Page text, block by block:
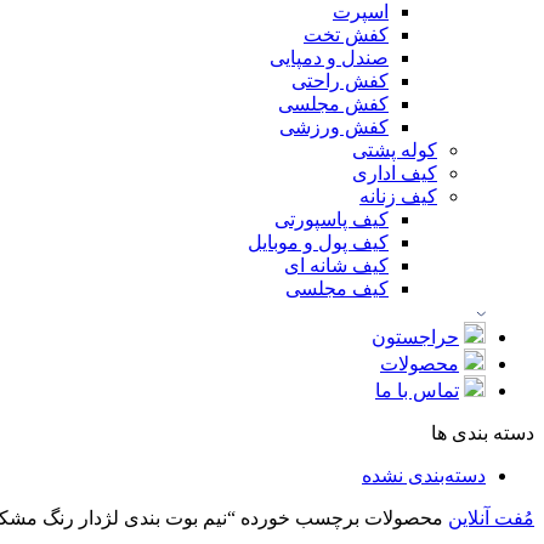
اسپرت
کفش تخت
صندل و دمپایی
کفش راحتی
کفش مجلسی
کفش ورزشی
کوله پشتی
کیف اداری
کیف زنانه
کیف پاسپورتی
کیف پول و موبایل
کیف شانه ای
کیف مجلسی
حراجستون
محصولات
تماس با ما
دسته بندی ها
دسته‌بندی نشده
مُفت آنلاین محصولات برچسب خورده “نیم بوت بندی لژدار رنگ